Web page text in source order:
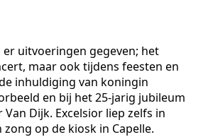
uitvoeringen gegeven; het
maar ook tijdens feesten en
inhuldiging van koningin
en bij het 25-jarig jubileum
Dijk. Excelsior liep zelfs in
op de kiosk in Capelle.